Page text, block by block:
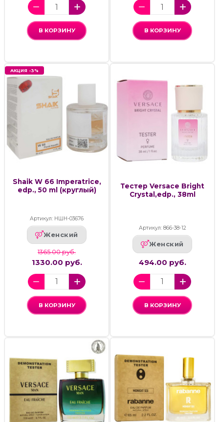
В КОРЗИНУ В КОРЗИНУ
АКЦИЯ -3%
Shaik W 66 Imperatrice,
edp., 50 ml (круглый)
Артикул: НШН-03676
Женский
1365.00 руб.
1330.00 руб.
В КОРЗИНУ
Тестер Versace Bright
Crystal,edp., 38ml
Артикул: 866-38-12
Женский
494.00 руб.
В КОРЗИНУ